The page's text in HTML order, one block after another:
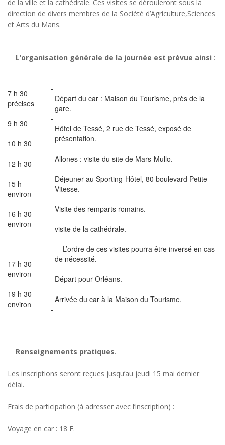
de la ville et la cathédrale. Ces visites se dérouleront sous la
direction de divers membres de la Société d’Agriculture,Sciences
et Arts du Mans.
L’organisation générale de la journée est prévue ainsi :
7 h 30
précises
9 h 30
10 h 30
12 h 30
15 h
environ
16 h 30
environ
17 h 30
environ
19 h 30
environ
-
-
-
-
-
-
-
Départ du car : Maison du Tourisme, près de la
gare.
Hôtel de Tessé, 2 rue de Tessé, exposé de
présentation.
Allones : visite du site de Mars-Mullo.
Déjeuner au Sporting-Hôtel, 80 boulevard Petite-
Vitesse.
Visite des remparts romains.
visite de la cathédrale.
L’ordre de ces visites pourra être inversé en cas
de nécessité.
Départ pour Orléans.
Arrivée du car à la Maison du Tourisme.
Renseignements pratiques.
Les inscriptions seront reçues jusqu’au jeudi 15 mai dernier
délai.
Frais de participation (à adresser avec l’inscription) :
Voyage en car : 18 F.